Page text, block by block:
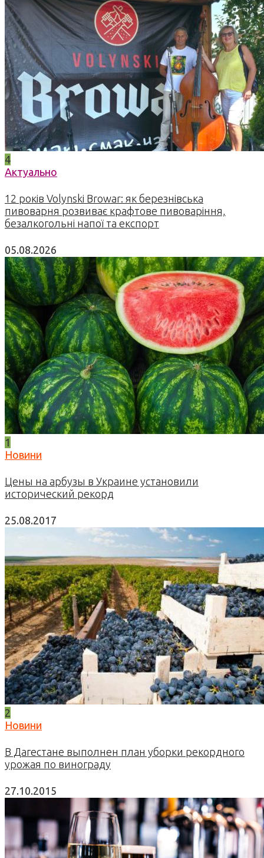
4
Актуально
12 років Volynski Browar: як березнівська
пивоварня розвиває крафтове пивоваріння,
безалкогольні напої та експорт
05.08.2026
1
Новини
Цены на арбузы в Украине установили
исторический рекорд
25.08.2017
2
Новини
В Дагестане выполнен план уборки рекордного
урожая по винограду
27.10.2015